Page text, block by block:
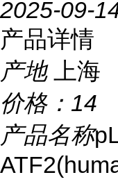
2025-09-
产品详情
产地
上海
价格： 14
产品名称